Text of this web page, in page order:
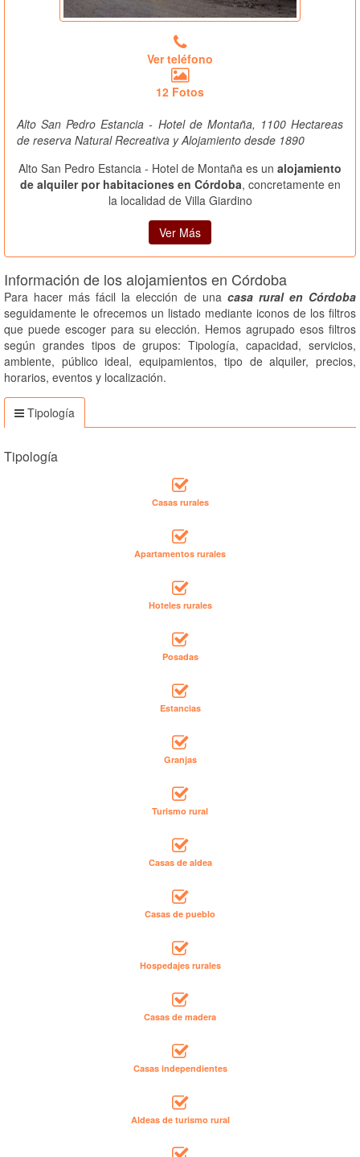
Ver teléfono
12 Fotos
Alto San Pedro Estancia - Hotel de Montaña, 1100 Hectareas
de reserva Natural Recreativa y Alojamiento desde 1890
Alto San Pedro Estancia - Hotel de Montaña es un alojamiento
de alquiler por habitaciones en Córdoba, concretamente en
la localidad de Villa Giardino
Ver Más
Información de los alojamientos en Córdoba
Para hacer más fácil la elección de una casa rural en Córdoba
seguidamente le ofrecemos un listado mediante iconos de los filtros
que puede escoger para su elección. Hemos agrupado esos filtros
según grandes tipos de grupos: Tipología, capacidad, servicios,
ambiente, público ideal, equipamientos, tipo de alquiler, precios,
horarios, eventos y localización.
Tipología
Tipología
Casas rurales
Apartamentos rurales
Hoteles rurales
Posadas
Estancias
Granjas
Turismo rural
Casas de aldea
Casas de pueblo
Hospedajes rurales
Casas de madera
Casas independientes
Aldeas de turismo rural